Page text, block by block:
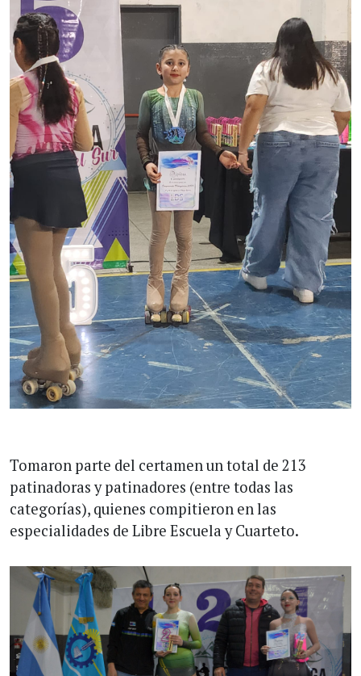
Tomaron parte del certamen un total de 213
patinadoras y patinadores (entre todas las
categorías), quienes compitieron en las
especialidades de Libre Escuela y Cuarteto.